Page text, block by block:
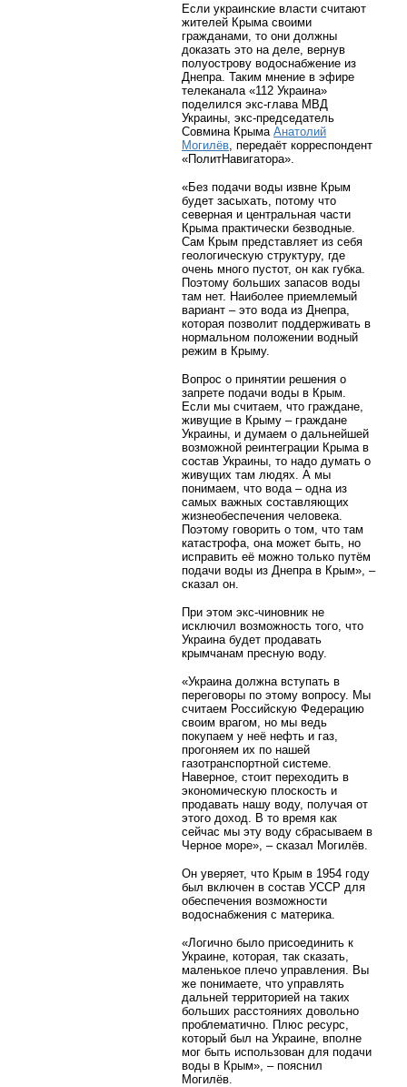
Если украинские власти считают
жителей Крыма своими
гражданами, то они должны
доказать это на деле, вернув
полуострову водоснабжение из
Днепра. Таким мнение в эфире
телеканала «112 Украина»
поделился экс-глава МВД
Украины, экс-председатель
Совмина Крыма Анатолий
Могилёв , передаёт корреспондент
«ПолитНавигатора».
«Без подачи воды извне Крым
будет засыхать, потому что
северная и центральная части
Крыма практически безводные.
Сам Крым представляет из себя
геологическую структуру, где
очень много пустот, он как губка.
Поэтому больших запасов воды
там нет. Наиболее приемлемый
вариант – это вода из Днепра,
которая позволит поддерживать в
нормальном положении водный
режим в Крыму.
Вопрос о принятии решения о
запрете подачи воды в Крым.
Если мы считаем, что граждане,
живущие в Крыму – граждане
Украины, и думаем о дальнейшей
возможной реинтеграции Крыма в
состав Украины, то надо думать о
живущих там людях. А мы
понимаем, что вода – одна из
самых важных составляющих
жизнеобеспечения человека.
Поэтому говорить о том, что там
катастрофа, она может быть, но
исправить её можно только путём
подачи воды из Днепра в Крым», –
сказал он.
При этом экс-чиновник не
исключил возможность того, что
Украина будет продавать
крымчанам пресную воду.
«Украина должна вступать в
переговоры по этому вопросу. Мы
считаем Российскую Федерацию
своим врагом, но мы ведь
покупаем у неё нефть и газ,
прогоняем их по нашей
газотранспортной системе.
Наверное, стоит переходить в
экономическую плоскость и
продавать нашу воду, получая от
этого доход. В то время как
сейчас мы эту воду сбрасываем в
Черное море», – сказал Могилёв.
Он уверяет, что Крым в 1954 году
был включен в состав УССР для
обеспечения возможности
водоснабжения с материка.
«Логично было присоединить к
Украине, которая, так сказать,
маленькое плечо управления. Вы
же понимаете, что управлять
дальней территорией на таких
больших расстояниях довольно
проблематично. Плюс ресурс,
который был на Украине, вполне
мог быть использован для подачи
воды в Крым», – пояснил
Могилёв.